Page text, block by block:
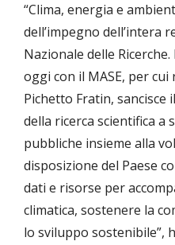
“Clima, energia e
dell’impegno dell’intera
Nazionale delle Ricerche.
oggi con il MASE, per
Pichetto Fratin,
della ricerca scientifica
pubbliche insieme alla
disposizione del Paese
dati e risorse per
climatica, sostenere la
lo sviluppo sostenibile”,